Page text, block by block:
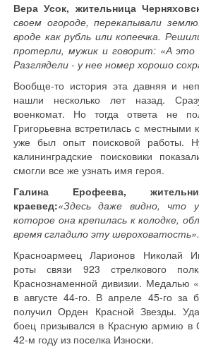
Вера Усок, жительница
своем огороде, перекапывали
вроде как рубль или копеечка.
протерли, мужик и говорит: «А это
Разглядели - у нее номер хорошо
Вообще-то история эта давняя и
нашли несколько лет назад.
военкомат. Но тогда ответа не
Григорьевна встретилась с местными
уже был опыт поисковой работы.
калининградские поисковики
смогли все же узнать имя героя.
Галина Ерофеева,
краевед:«Здесь даже видно, что
которое она крепилась к колодке,
время сгладило эту шероховатость».
Красноармеец Ларионов Николай
роты связи 923 стрелкового
Краснознаменной дивизии. Медалью
в августе 44-го. В апреле 45-го за
получил Орден Красной Звезды.
боец призывался в Красную армию в
42-м году из поселка Износки.